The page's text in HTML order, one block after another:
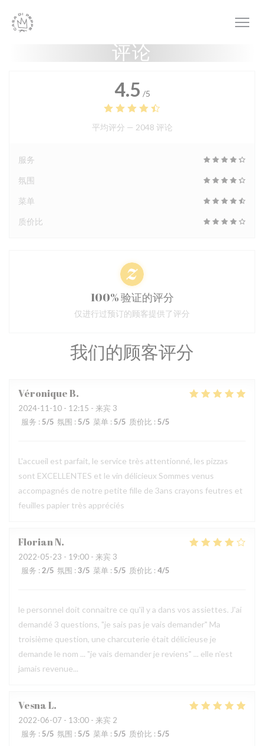
评论
我们的顾客评分
VéroniqueB
2024-11-10 - 12:15 - 来宾 3
服务 : 5/5 氛围 : 5/5 菜单 : 5/5 质价比 : 5/5
L'accueil est parfait, le service très attentionné, les pizzas
sont EXCELLENTES et le vin délicieux Sommes venus
accompagnés de notre petite fille de 3ans crayons feutres et
feuilles papier très appréciés
FlorianN
2022-05-23 - 19:00 - 来宾 3
服务 : 2/5 氛围 : 3/5 菜单 : 5/5 质价比 : 4/5
le personnel doit connaitre ce qu'il y a dans vos assiettes. J'ai
demandé 3 questions, "je sais pas je vais demander" Ma
troisième question, une charcuterie était délicieuse je
demande le nom ... "je vais demander je reviens" ... elle n'est
jamais revenue...
VesnaL
2022-06-07 - 13:00 - 来宾 2
服务 : 5/5 氛围 : 5/5 菜单 : 5/5 质价比 : 5/5
4.5 /5
平均评分 — 2048 评论
服务
氛围
菜单
质价比
100% 验证的评分
仅进行过预订的顾客提供了评分